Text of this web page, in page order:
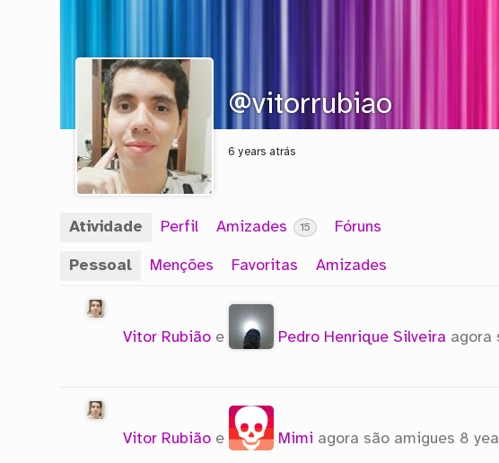
@vitorrubiao
6 years atrás
Atividade Perfil Amizades 15 Fóruns
Pessoal Menções Favoritas Amizades
Vitor Rubião e Pedro Henrique Silveira agora
Vitor Rubião e Mimi agora são amigues 8